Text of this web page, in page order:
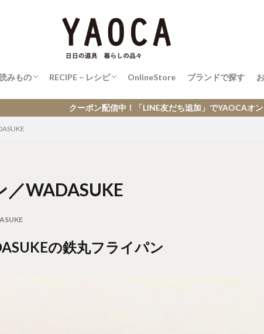
みもの RECIPE – レシピ
旬レシピ
日々飯
OnlineStore ブランドで探す
ン配信中！「LINE友だち追加」でYAOCAオンラインストアで使える
WADASUKE
の鉄丸フライパン